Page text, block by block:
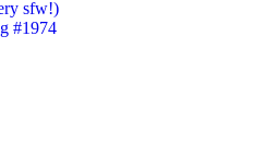
sfw!)
#1974